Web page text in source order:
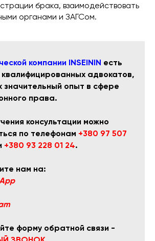
брака, взаимодействовать
органами и ЗАГСом.
компании INSEININ есть
адвокатов,
опыт в сфере
права.
консультации можно
по телефонам +380 97 507
+380 93 228 01 24.
нам на:
форму обратной связи -